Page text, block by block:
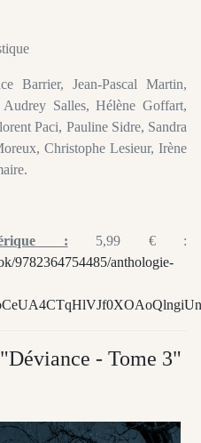
Barrier, Jean-Pascal Martin,
Salles, Hélène Goffart,
Paci, Pauline Sidre, Sandra
Christophe Lesieur, Irène
: 5,99 € :
9782364754485/anthologie-
- Tome 3"